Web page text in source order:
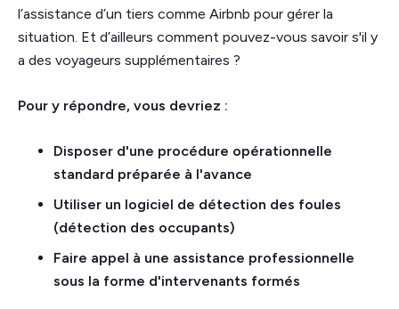
l’assistance d’un tiers comme Airbnb pour gérer la
situation. Et d’ailleurs comment pouvez-vous savoir s'il y
a des voyageurs supplémentaires ?
Pour y répondre, vous devriez :
Disposer d'une procédure opérationnelle
standard préparée à l'avance
Utiliser un logiciel de détection des foules
(détection des occupants)
Faire appel à une assistance professionnelle
sous la forme d'intervenants formés